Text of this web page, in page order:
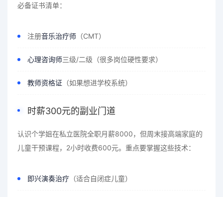
必备证书清单：
注册音乐治疗师 （CMT）
心理咨询师三级/二级（很多岗位硬性要求）
教师资格证 （如果想进学校系统）
时薪300元的副业门道
认识个学姐在私立医院全职月薪8000，但周末接高端家庭的
儿童干预课程，2小时收费600元。重点要掌握这些技术：
即兴演奏治疗 （适合自闭症儿童）